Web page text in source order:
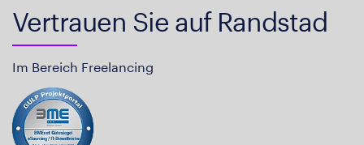
Vertrauen Sie auf Randstad
Im Bereich Freelancing